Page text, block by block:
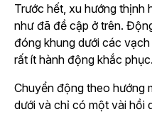
Trước hết, xu hướng thịnh
như đã đề cập ở trên.
đóng khung dưới các
rất ít hành động khắc phục.
Chuyển động theo hướng
dưới và chỉ có một vài hồi